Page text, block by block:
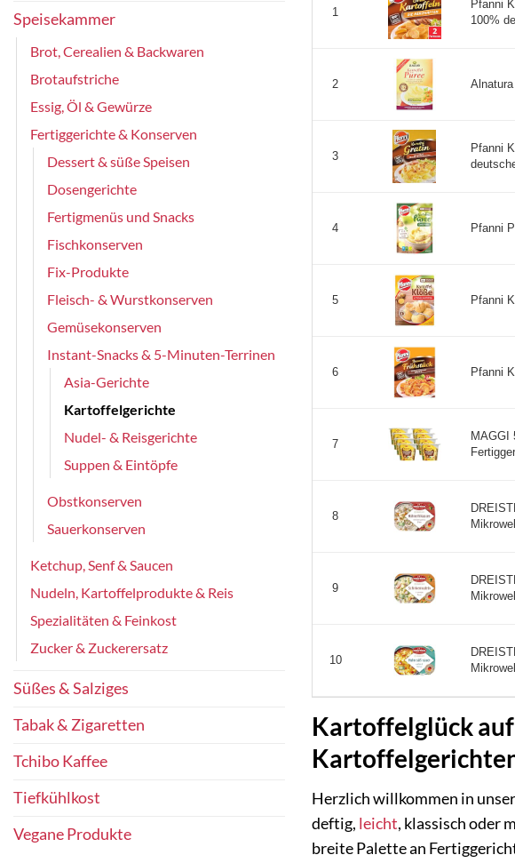
Speisekammer
Brot, Cerealien & Backwaren
Brotaufstriche
Essig, Öl & Gewürze
Fertiggerichte & Konserven
Dessert & süße Speisen
Dosengerichte
Fertigmenüs und Snacks
Fischkonserven
Fix-Produkte
Fleisch- & Wurstkonserven
Gemüsekonserven
Instant-Snacks & 5-Minuten-Terrinen
Asia-Gerichte
Kartoffelgerichte
Nudel- & Reisgerichte
Suppen & Eintöpfe
Obstkonserven
Sauerkonserven
Ketchup, Senf & Saucen
Nudeln, Kartoffelprodukte & Reis
Spezialitäten & Feinkost
Zucker & Zuckerersatz
Süßes & Salziges
Tabak & Zigaretten
Tchibo Kaffee
Tiefkühlkost
Vegane Produkte
1
Pfanni
100%
2
3
Pfanni
4 Pfanni
5 Pfanni
6 Pfanni
7
MAGGI
8
9
10
Kartoffelglück
Herzlich willkommen in
deftig, leicht, klassisch oder
breite Palette an